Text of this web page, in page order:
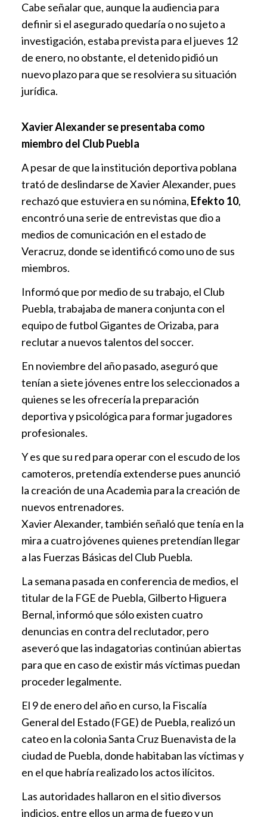
Cabe señalar que, aunque la audiencia para
definir si el asegurado quedaría o no sujeto a
investigación, estaba prevista para el jueves 12
de enero, no obstante, el detenido pidió un
nuevo plazo para que se resolviera su situación
jurídica.
Xavier Alexander se presentaba como
miembro del Club Puebla
A pesar de que la institución deportiva poblana
trató de deslindarse de Xavier Alexander, pues
rechazó que estuviera en su nómina, Efekto 10,
encontró una serie de entrevistas que dio a
medios de comunicación en el estado de
Veracruz, donde se identificó como uno de sus
miembros.
Informó que por medio de su trabajo, el Club
Puebla, trabajaba de manera conjunta con el
equipo de futbol Gigantes de Orizaba, para
reclutar a nuevos talentos del soccer.
En noviembre del año pasado, aseguró que
tenían a siete jóvenes entre los seleccionados a
quienes se les ofrecería la preparación
deportiva y psicológica para formar jugadores
profesionales.
Y es que su red para operar con el escudo de los
camoteros, pretendía extenderse pues anunció
la creación de una Academia para la creación de
nuevos entrenadores.
Xavier Alexander, también señaló que tenía en la
mira a cuatro jóvenes quienes pretendían llegar
a las Fuerzas Básicas del Club Puebla.
La semana pasada en conferencia de medios, el
titular de la FGE de Puebla, Gilberto Higuera
Bernal, informó que sólo existen cuatro
denuncias en contra del reclutador, pero
aseveró que las indagatorias continúan abiertas
para que en caso de existir más víctimas puedan
proceder legalmente.
El 9 de enero del año en curso, la Fiscalía
General del Estado (FGE) de Puebla, realizó un
cateo en la colonia Santa Cruz Buenavista de la
ciudad de Puebla, donde habitaban las víctimas y
en el que habría realizado los actos ilícitos.
Las autoridades hallaron en el sitio diversos
indicios, entre ellos un arma de fuego y un